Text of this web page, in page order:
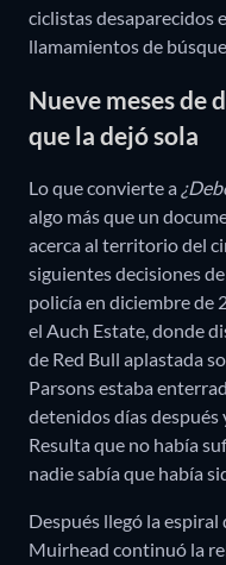
ciclistas desaparecidos
llamamientos de
Nueve meses de
que la dejó sola
Lo que convierte a
algo más que un
acerca al territorio del
siguientes decisiones
policía en diciembre de
el Auch Estate, donde
de Red Bull aplastada
Parsons estaba
detenidos días
Resulta que no había
nadie sabía que había
Después llegó la espiral
Muirhead continuó la